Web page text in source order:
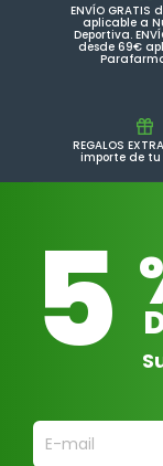
ENVÍO GRATIS
aplicable a
Deportiva.
desde 69€
REGALOS
importe de tu
5